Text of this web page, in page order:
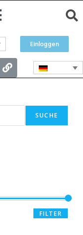
Einloggen
SUCHE
FILTER